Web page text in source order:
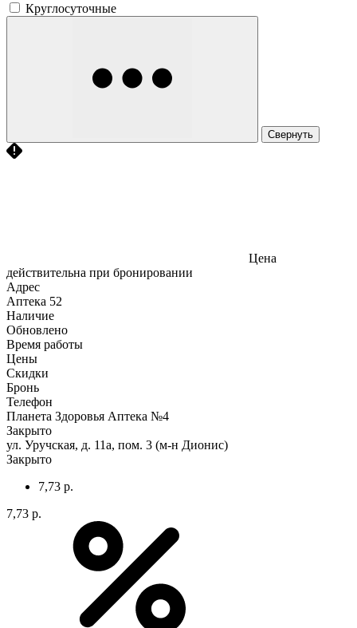
Круглосуточные
Свернуть
Цена
действительна при бронировании
Адрес
Аптека 52
Наличие
Обновлено
Время работы
Цены
Скидки
Бронь
Телефон
Планета Здоровья Аптека №4
Закрыто
ул. Уручская, д. 11а, пом. 3 (м-н Дионис)
Закрыто
7,73 р.
7,73 р.